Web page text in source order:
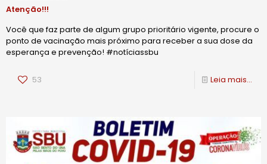
Atenção!!!
Você que faz parte de algum grupo prioritário vigente, procure o
ponto de vacinação mais próximo para receber a sua dose da
esperança e prevenção! #notíciassbu
53 Leia mais...